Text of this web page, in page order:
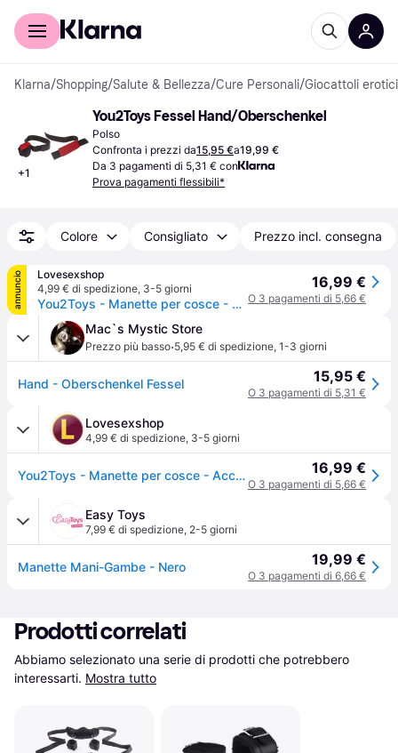
Per il tuo shopping
Klarna/Shopping/Salute & Bellezza/Cure Personali/Giocattoli erotici
+1
You2Toys Fessel Hand/Oberschenkel
Polso
Confronta i prezzi da15,95 €a19,99 €
Da 3 pagamenti di 5,31 € con
Prova pagamenti flessibili*
Colore Consigliato Prezzo incl. consegna
annuncio
Lovesexshop
4,99 € di spedizione, 3-5 giorni
You2Toys - Manette per cosce - Accessorio bondage
16,99 €
O 3 pagamenti di 5,66 €
Mac`s Mystic Store
Prezzo più basso·5,95 € di spedizione, 1-3 giorni
Hand - Oberschenkel Fessel 15,95 €
O 3 pagamenti di 5,31 €
Lovesexshop
4,99 € di spedizione, 3-5 giorni
You2Toys - Manette per cosce - Accessorio bondage 16,99 €
O 3 pagamenti di 5,66 €
Easy Toys
7,99 € di spedizione, 2-5 giorni
Manette Mani-Gambe - Nero 19,99 €
O 3 pagamenti di 6,66 €
Prodotti correlati
Abbiamo selezionato una serie di prodotti che potrebbero
interessarti. Mostra tutto